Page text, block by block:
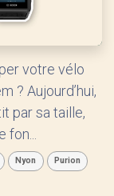
votre vélo
? Aujourd’hui,
par sa taille,
Nyon Purion